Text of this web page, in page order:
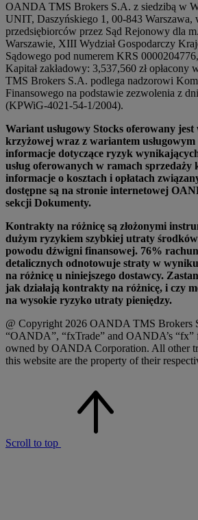
OANDA TMS Brokers S.A. z siedzibą w
UNIT, Daszyńskiego 1, 00-843 Warszawa,
przedsiębiorców przez Sąd Rejonowy dla
Warszawie, XIII Wydział Gospodarczy
Sądowego pod numerem KRS
Kapitał zakładowy: 3,537,560 zł opłacony
TMS Brokers S.A. podlega nadzorowi
Finansowego na podstawie zezwolenia z
(KPWiG-4021-54-1/2004).
Wariant usługowy Stocks oferowany
krzyżowej wraz z wariantem usługowym
informacje dotyczące ryzyk
usług oferowanych w ramach sprzedaży
informacje o kosztach i opłatach
dostępne są na stronie internetowej
sekcji Dokumenty.
Kontrakty na różnicę są złożonymi
dużym ryzykiem szybkiej utraty
powodu dźwigni finansowej. 76%
detalicznych odnotowuje straty w
na różnicę u niniejszego dostawcy.
jak działają kontrakty na różnicę, i czy
na wysokie ryzyko utraty pieniędzy.
@ Copyright 2026 OANDA TMS Brokers
“OANDA”, “fxTrade” and OANDA’s “fx”
owned by OANDA Corporation. All other
this website are the property of their
Scroll to top